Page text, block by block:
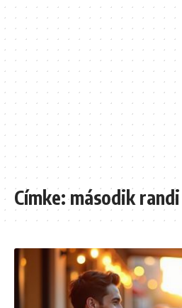
Címke:második randi